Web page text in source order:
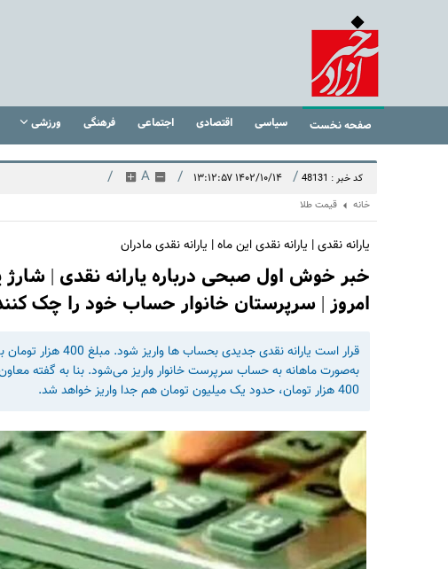
صفحه نخست سیاسی اقتصادی اجتماعی فرهنگی ورزشی
کد خبر : 48131 / ۱۴۰۲/۱۰/۱۴ ۱۳:۱۲:۵۷ /
A
/
خانه قیمت طلا
یارانه نقدی | یارانه نقدی این ماه | یارانه نقدی مادران
امروز | سرپرستان خانوار حساب خود را چک
به‌صورت ماهانه به حساب سرپرست خانوار واریز می‌شود. بنا به گفته معاون
400 هزار تومان، حدود یک میلیون تومان هم جدا واریز خواهد شد.